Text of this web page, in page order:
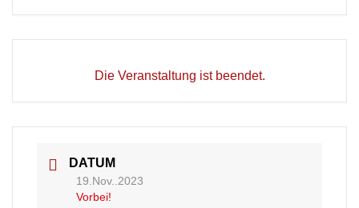
Die Veranstaltung ist beendet.
DATUM
19.Nov..2023
Vorbei!